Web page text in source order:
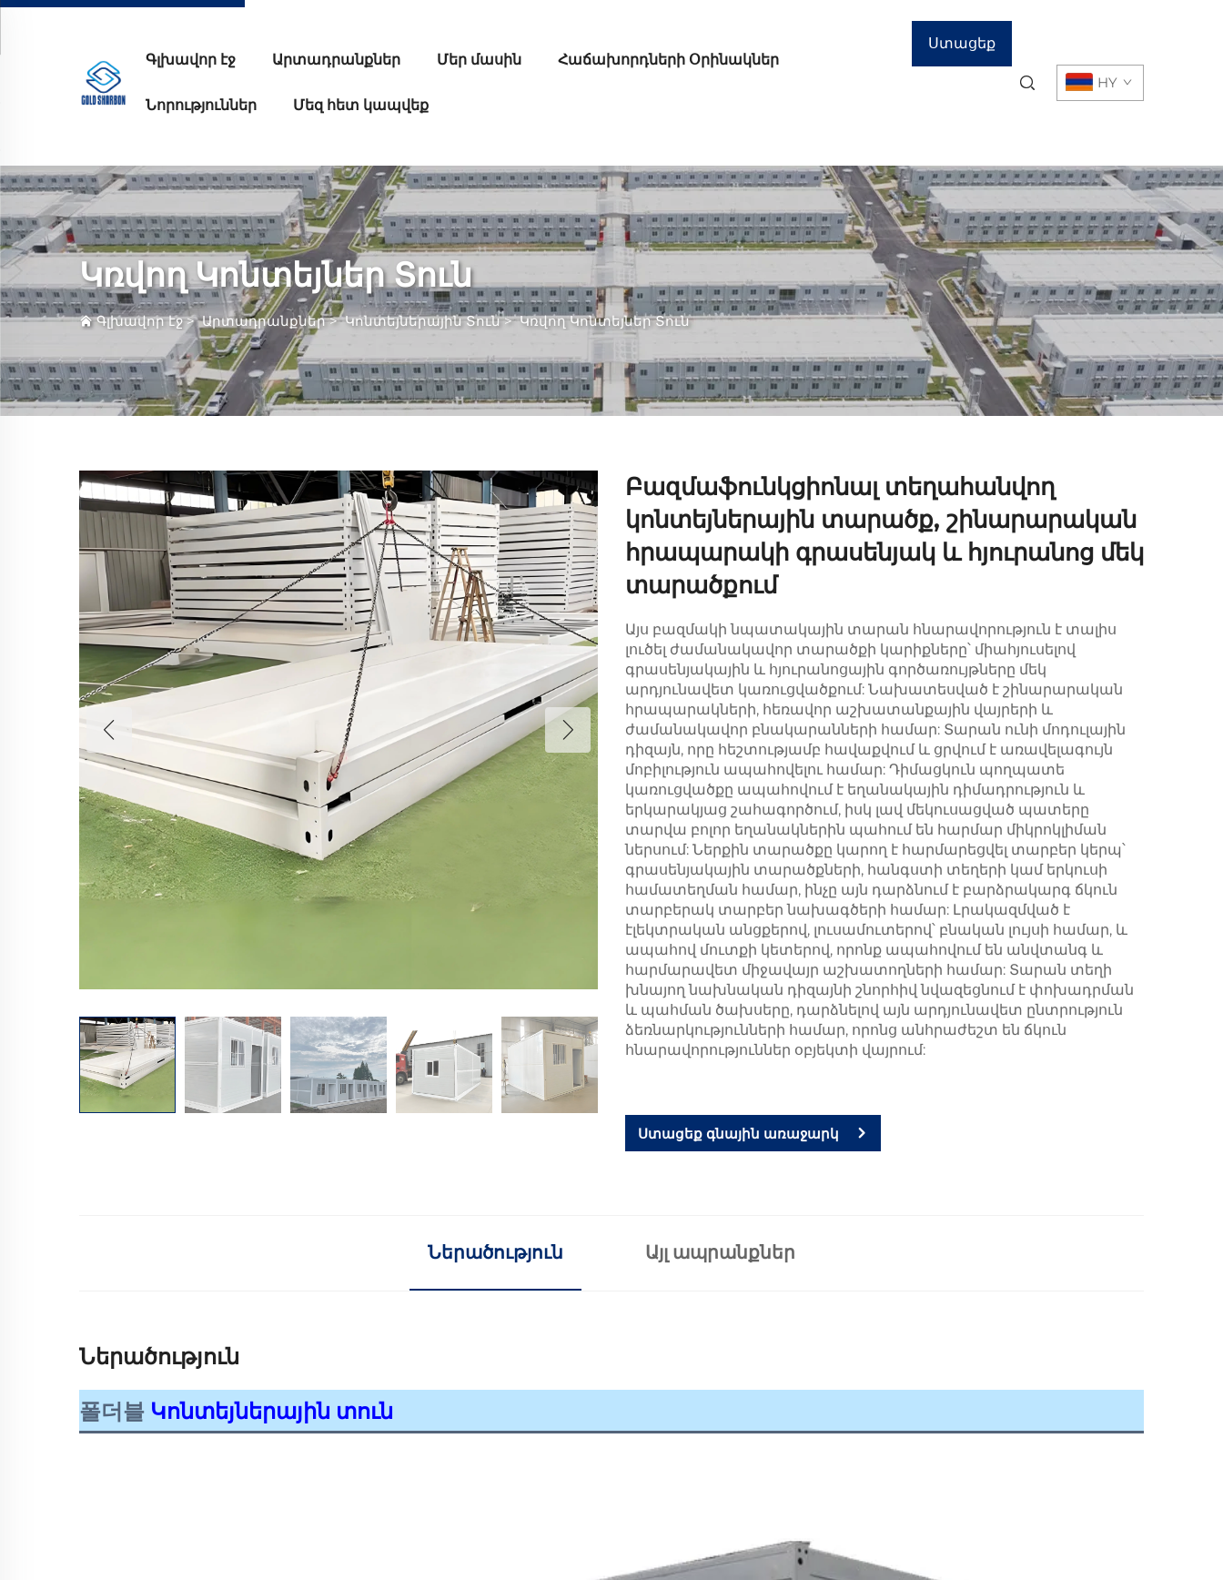
Գլխավոր էջ Արտադրանքներ Մեր մասին Հաճախորդների Օրինակներ
Նորություններ Մեզ հետ կապվեք
Ստացեք
HY
Կռվող Կոնտեյներ Տուն
Գլխավոր էջ>Արտադրանքներ>Կոնտեյներային Տուն>Կռվող Կոնտեյներ Տուն
Բազմաֆունկցիոնալ տեղահանվող
կոնտեյներային տարածք, շինարարական
հրապարակի գրասենյակ և հյուրանոց մեկ
տարածքում
Այս բազմակի նպատակային տարան հնարավորություն է տալիս
լուծել ժամանակավոր տարածքի կարիքները՝ միահյուսելով
գրասենյակային և հյուրանոցային գործառույթները մեկ
արդյունավետ կառուցվածքում: Նախատեսված է շինարարական
հրապարակների, հեռավոր աշխատանքային վայրերի և
ժամանակավոր բնակարանների համար: Տարան ունի մոդուլային
դիզայն, որը հեշտությամբ հավաքվում և ցրվում է առավելագույն
մոբիլություն ապահովելու համար: Դիմացկուն պողպատե
կառուցվածքը ապահովում է եղանակային դիմադրություն և
երկարակյաց շահագործում, իսկ լավ մեկուսացված պատերը
տարվա բոլոր եղանակներին պահում են հարմար միկրոկլիման
ներսում: Ներքին տարածքը կարող է հարմարեցվել տարբեր կերպ՝
գրասենյակային տարածքների, հանգստի տեղերի կամ երկուսի
համատեղման համար, ինչը այն դարձնում է բարձրակարգ ճկուն
տարբերակ տարբեր նախագծերի համար: Լրակազմված է
էլեկտրական անցքերով, լուսամուտերով՝ բնական լույսի համար, և
ապահով մուտքի կետերով, որոնք ապահովում են անվտանգ և
հարմարավետ միջավայր աշխատողների համար: Տարան տեղի
խնայող նախնական դիզայնի շնորհիվ նվազեցնում է փոխադրման
և պահման ծախսերը, դարձնելով այն արդյունավետ ընտրություն
ձեռնարկությունների համար, որոնց անհրաժեշտ են ճկուն
հնարավորություններ օբյեկտի վայրում:
Ստացեք գնային առաջարկ
Ներածություն Այլ ապրանքներ
Ներածություն
폴더블 Կոնտեյներային տուն